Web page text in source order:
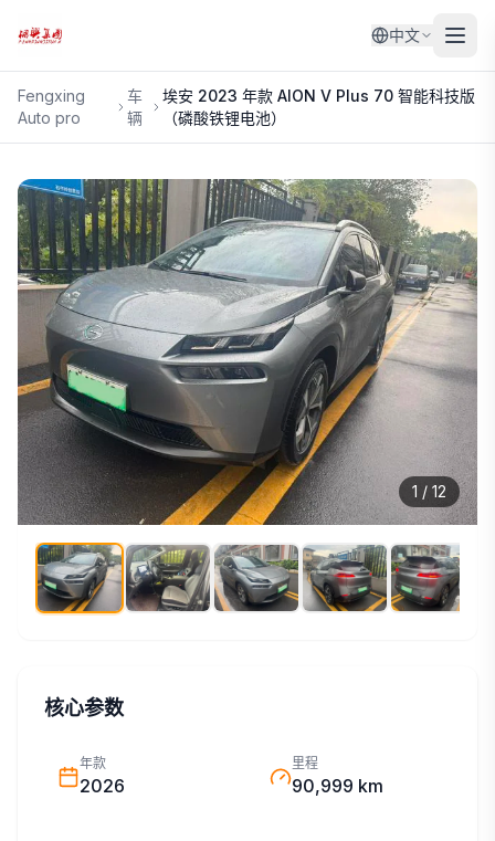
中文
Fengxing
Auto pro
车
辆
埃安 2023 年款 AION V Plus 70 智能科技版
（磷酸铁锂电池）
1 / 12
核心参数
年款
2026
里程
90,999 km